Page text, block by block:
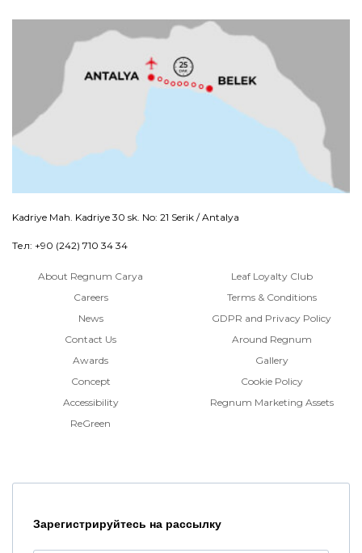
Kadriye Mah. Kadriye 30 sk. No: 21 Serik / Antalya
Тел: +90 (242) 710 34 34
About Regnum Carya
Careers
News
Contact Us
Awards
Concept
Accessibility
ReGreen
Leaf Loyalty Club
Terms & Conditions
GDPR and Privacy Policy
Around Regnum
Gallery
Cookie Policy
Regnum Marketing Assets
Зарегистрируйтесь на рассылку